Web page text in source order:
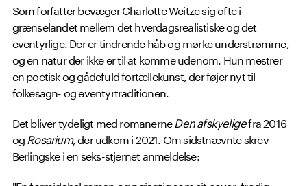
Som forfatter bevæger Charlotte Weitze sig ofte i
grænselandet mellem det hverdagsrealistiske og det
eventyrlige. Der er tindrende håb og mørke understrømme,
og en natur der ikke er til at komme udenom. Hun mestrer
en poetisk og gådefuld fortællekunst, der føjer nyt til
folkesagn- og eventyrtraditionen.
Det bliver tydeligt med romanerneDen afskyeligefra 2016
og Rosarium, der udkom i 2021. Om sidstnævnte skrev
Berlingske i en seks-stjernet anmeldelse: